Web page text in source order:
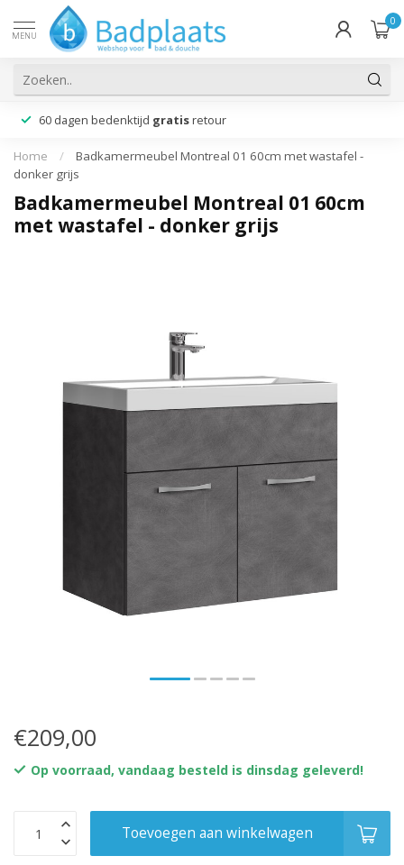
MENU
0
60 dagen bedenktijd gratis retour
Home /
Badkamermeubel Montreal 01 60cm met wastafel -
donker grijs
Badkamermeubel Montreal 01 60cm
met wastafel - donker grijs
€209,00
Op voorraad, vandaag besteld is dinsdag geleverd!
Toevoegen aan winkelwagen